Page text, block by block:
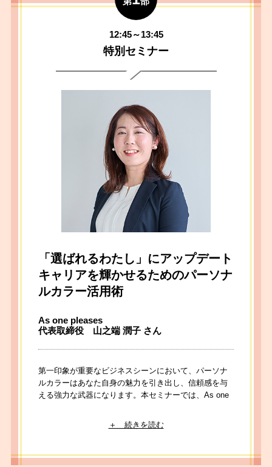
12:45～13:45
特別セミナー
「選ばれるわたし」にアップデート
キャリアを輝かせるためのパーソナ
ルカラー活用術
As one pleases
代表取締役 山之端 潤子 さん
第一印象が重要なビジネスシーンにおいて、パーソナ
ルカラーはあなた自身の魅力を引き出し、信頼感を与
える強力な武器になります。本セミナーでは、As one
戦略的な色の活用術を伝授していただきます。単なる
トレンドに流されない、自分を最も印象づける「勝負
つけて、理想のキャリアをさらに輝かせましょう。